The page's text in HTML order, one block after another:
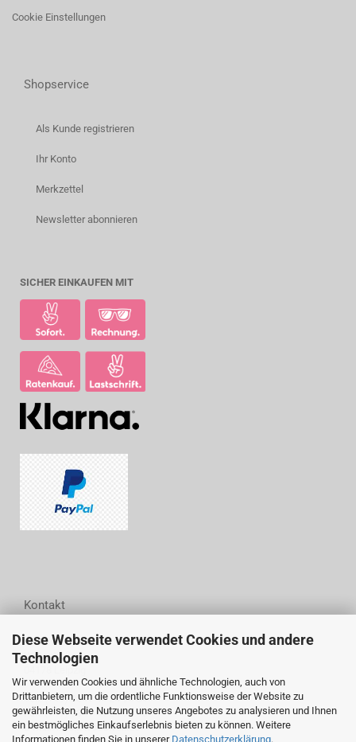
Diese Webseite verwendet Cookies und andere
Technologien
Wir verwenden Cookies und ähnliche Technologien, auch von
Drittanbietern, um die ordentliche Funktionsweise der Website zu
gewährleisten, die Nutzung unseres Angebotes zu analysieren und Ihnen
ein bestmögliches Einkaufserlebnis bieten zu können. Weitere
Informationen finden Sie in unserer Datenschutzerklärung.
Cookie Einstellungen
Shopservice
Als Kunde registrieren
Ihr Konto
Merkzettel
Newsletter abonnieren
SICHER EINKAUFEN MIT
Kontakt
Woodwell GmbH
Wittestraße 6
04178 Leipzig
Tel.: (+49) 0341 44 24 94 54
Fax: (+49) 0341 44 24 94 55
E-Mail: info@woodwell.de